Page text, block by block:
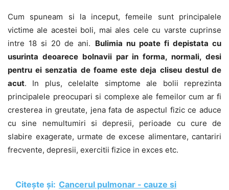
Cum spuneam si la inceput, femeile sunt principalele
victime ale acestei boli, mai ales cele cu varste cuprinse
intre 18 si 20 de ani. Bulimia nu poate fi depistata cu
usurinta deoarece bolnavii par in forma, normali, desi
pentru ei senzatia de foame este deja cliseu destul de
acut. In plus, celelalte simptome ale bolii reprezinta
principalele preocupari si complexe ale femeilor cum ar fi
cresterea in greutate, jena fata de aspectul fizic ce aduce
cu sine nemultumiri si depresii, perioade cu cure de
slabire exagerate, urmate de excese alimentare, cantariri
frecvente, depresii, exercitii fizice in exces etc.
Citește și: Cancerul pulmonar - cauze si